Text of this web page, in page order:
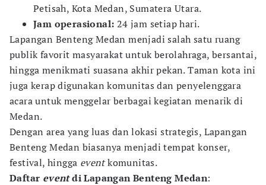
Petisah, Kota Medan, Sumatera Utara.
Jam operasional: 24 jam setiap hari.
Lapangan Benteng Medan menjadi salah satu ruang
publik favorit masyarakat untuk berolahraga, bersantai,
hingga menikmati suasana akhir pekan. Taman kota ini
juga kerap digunakan komunitas dan penyelenggara
acara untuk menggelar berbagai kegiatan menarik di
Medan.
Dengan area yang luas dan lokasi strategis, Lapangan
Benteng Medan biasanya menjadi tempat konser,
festival, hingga eventkomunitas.
Daftar eventdi Lapangan Benteng Medan: